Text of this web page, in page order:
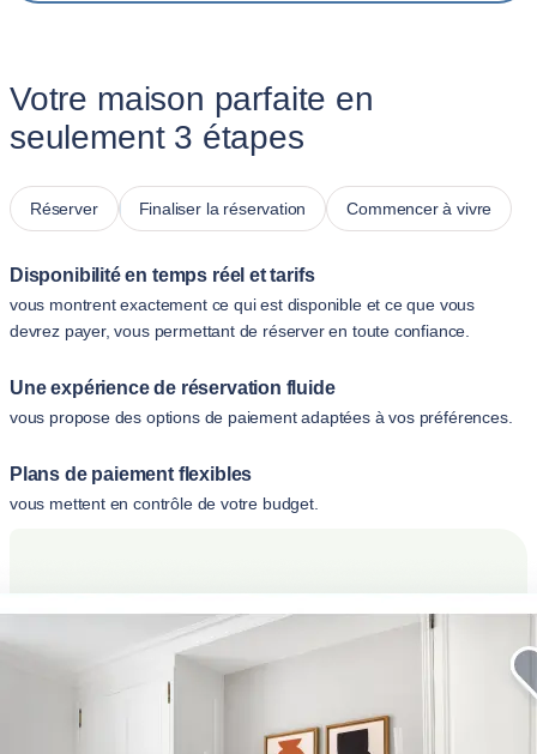
Votre maison parfaite en
seulement 3 étapes
Réserver Finaliser la réservation Commencer à vivre
Disponibilité en temps réel et tarifs
vous montrent exactement ce qui est disponible et ce que vous
devrez payer, vous permettant de réserver en toute confiance.
Une expérience de réservation fluide
vous propose des options de paiement adaptées à vos préférences.
Plans de paiement flexibles
vous mettent en contrôle de votre budget.